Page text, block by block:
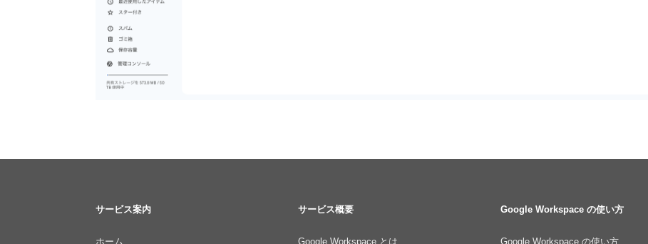
サービス案内
ホーム
サービス概要
Google Workspace とは
Google Workspace の使い方
Google Workspace の使い方